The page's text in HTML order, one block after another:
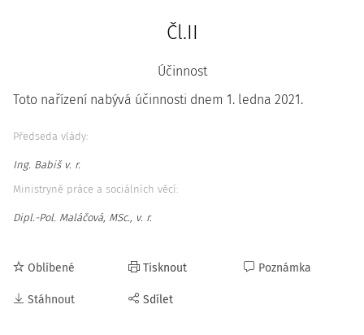
Čl.II
Účinnost
Toto nařízení nabývá účinnosti dnem 1. ledna 2021.
Předseda vlády:
Ing. Babiš v. r.
Ministryně práce a sociálních věcí:
Dipl.-Pol. Maláčová, MSc., v. r.
Oblíbené
Stáhnout
Tisknout
Sdílet
Poznámka